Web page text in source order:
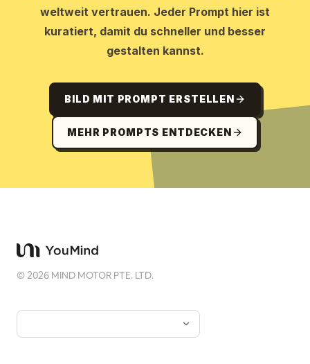
weltweit vertrauen. Jeder Prompt hier ist
kuratiert, damit du schneller und besser
gestalten kannst.
BILD MIT PROMPT ERSTELLEN
MEHR PROMPTS ENTDECKEN
©2026 MIND MOTOR PTE. LTD.